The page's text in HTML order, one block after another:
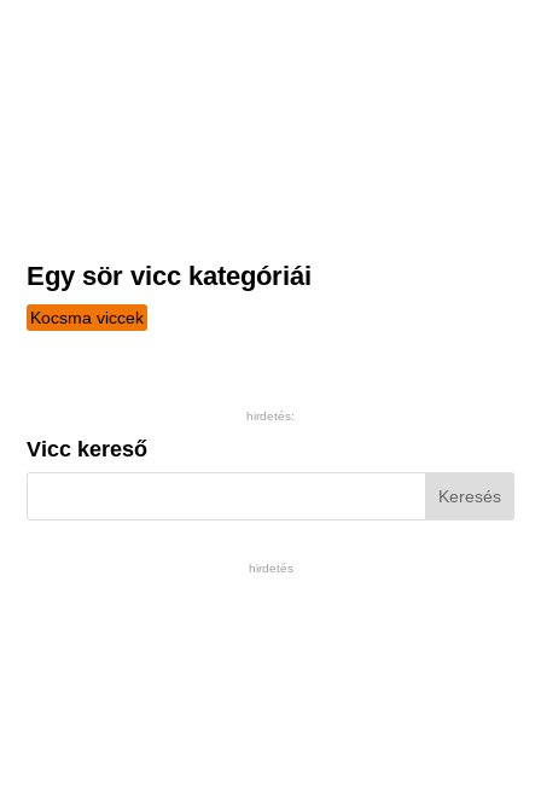
Egy sör vicc kategóriái
Kocsma viccek
hirdetés:
Vicc kereső
hirdetés